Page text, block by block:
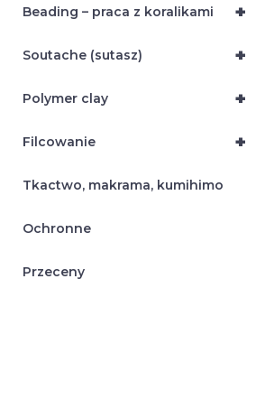
+
Beading – praca z koralikami
+
Soutache (sutasz)
+
Polymer clay
+
Filcowanie
Tkactwo, makrama, kumihimo
Ochronne
Przeceny